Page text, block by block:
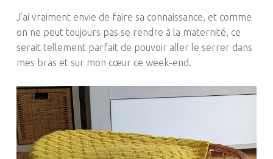
J’ai vraiment envie de faire sa connaissance, et comme
on ne peut toujours pas se rendre à la maternité, ce
serait tellement parfait de pouvoir aller le serrer dans
mes bras et sur mon cœur ce week-end.